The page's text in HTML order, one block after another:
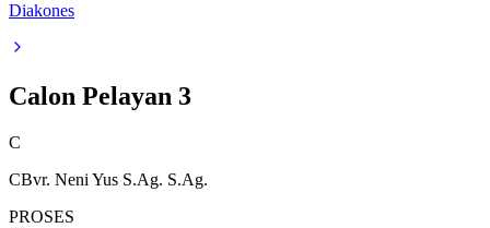
Diakones
Calon Pelayan 3
C
CBvr. Neni Yus S.Ag. S.Ag.
PROSES